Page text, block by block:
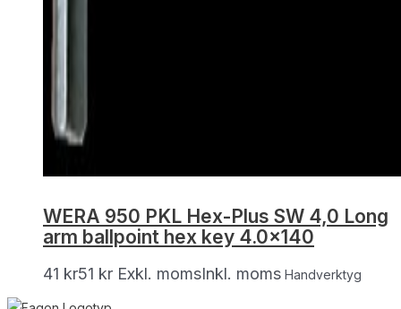
WERA 950 PKL Hex-Plus SW 4,0 Long
arm ballpoint hex key 4.0×140
41 kr51 kr Exkl. momsInkl. moms Handverktyg